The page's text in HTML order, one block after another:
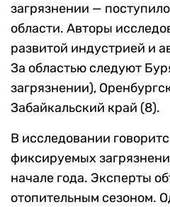
загрязнении —
области. Авторы
развитой индустрией и
За областью следуют
загрязнении),
Забайкальский край (8).
В исследовании
фиксируемых
начале года. Эксперты
отопительным сезоном.